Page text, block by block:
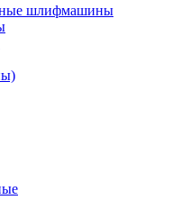
шлифмашины